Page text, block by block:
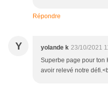
Répondre
Y yolande k 23/10/2021
Superbe page pour ton
avoir relevé notre